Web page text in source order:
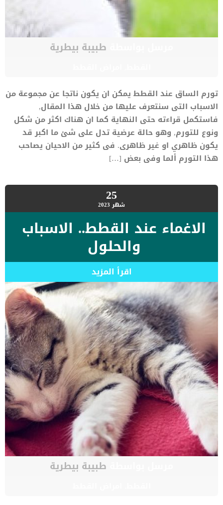
طبيبة بيطرية
تورم الساق عند القطط يمكن ان يكون ناتجا عن مجموعة من
الاسباب التى سنتعرف عليها من خلال هذا المقال,
فاستكمل قراءته حتى النهاية كما ان هناك اكثر من شكل
ونوع للتورم, وهو حالة عرضية تدل على شئ ما اكبر قد
يكون ظاهري او غير ظاهرى. فى كثير من الاحيان يصاحب
هذا التورم ألما وفى بعض […]
25شهر 2023
الاغماء عند القطط.. الاسباب
والحلول
اقرأ المزيد
طبيبة بيطرية